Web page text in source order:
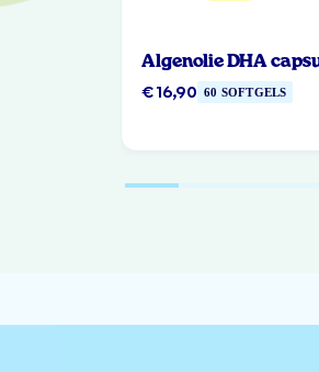
Algenolie DHA
€ 16,90 60 SOFTGELS